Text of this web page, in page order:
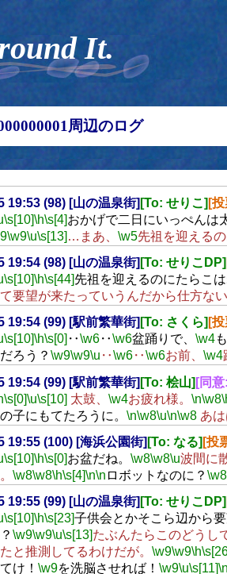
It.
周辺のログ
19:53 (98) [山の温泉街] [To: せりこ] [
\s[10]\h\s[4]おかげで二日にいっぺんは
\w9\u\s[13] …まあ、 \w5先祖を迎える
19:54 (98) [山の温泉街] [To: せりこDP]
\s[10]\h\s[44]先祖を迎えるのにたらこは
要望が来たっていうんだから仕方ない
19:54 (99) [駅前繁華街] [To: さくら] [
\s[10]\h\s[0] ‥\w6‥\w6盆踊りで、 \w4
ろう？ \w9\w9\u ‥\w6‥\w6お前、 \w4
19:54 (99) [駅前繁華街] [To: 桧山] [同
\s[0]\u\s[10] 太鼓、 \w4お疲れ様。 \n\w8
子にもてたろうに。 \n\w8\u\n\w8あは
19:55 (100) [海浜公園街] [To: なる] [投
\s[10]\h\s[0]お盆だね。 \w8\w8\u波間に
\w8\w8\h\s[4]\n\n ロボットなのに？ \w8
19:55 (99) [山の温泉街] [To: せりこDP]
\s[10]\h\s[23]子供会とかそこら辺から要
\w9\w9\u\s[13]たぶんたらこのどうし
と推測してるわけだが。 \w9\w9\h
け！ \w9を洗脳させれば！ \w9\u\s[11]\n